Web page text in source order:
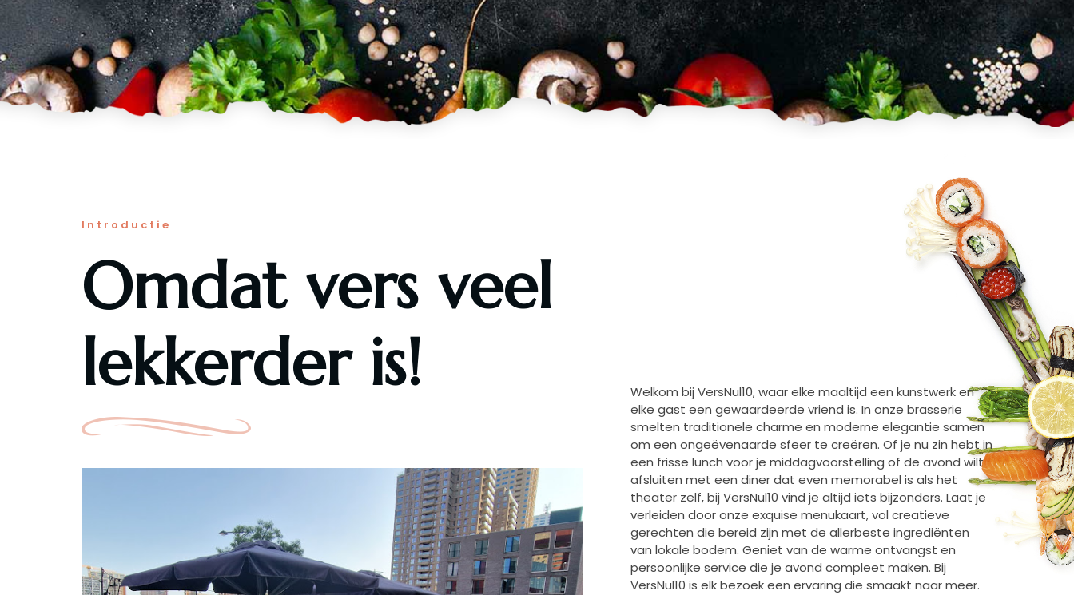
Introductie
Omdat vers veel
lekkerder is!
Welkom bij VersNul10, waar elke maaltijd een kunstwerk en
elke gast een gewaardeerde vriend is. In onze brasserie
smelten traditionele charme en moderne elegantie samen
om een ongeëvenaarde sfeer te creëren. Of je nu zin hebt in
een frisse lunch voor je middagvoorstelling of de avond wilt
afsluiten met een diner dat even memorabel is als het
theater zelf, bij VersNul10 vind je altijd iets bijzonders. Laat je
verleiden door onze exquise menukaart, vol creatieve
gerechten die bereid zijn met de allerbeste ingrediënten
van lokale bodem. Geniet van de warme ontvangst en
persoonlijke service die je avond compleet maken. Bij
VersNul10 is elk bezoek een ervaring die smaakt naar meer.